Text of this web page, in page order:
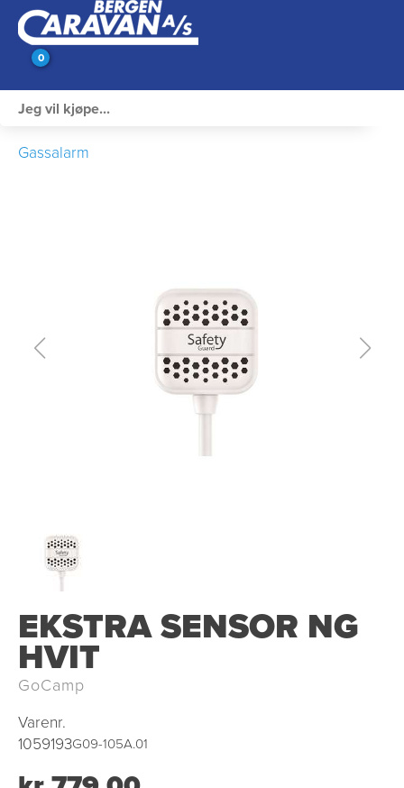
0
Rengjøring & Vedlikehold
Gassalarm
EKSTRA SENSOR NG
HVIT
GoCamp
Varenr.
1059193G09-105A.01